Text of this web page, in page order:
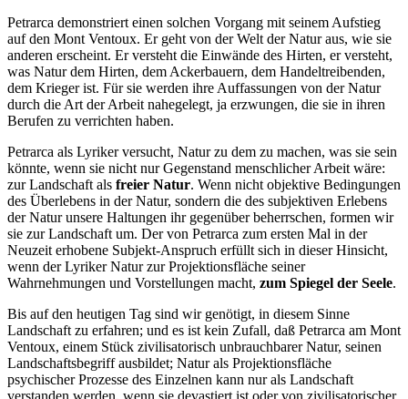
Petrarca demonstriert einen solchen Vorgang mit seinem Aufstieg
auf den Mont Ventoux. Er geht von der Welt der Natur aus, wie sie
anderen erscheint. Er versteht die Einwände des Hirten, er versteht,
was Natur dem Hirten, dem Ackerbauern, dem Handeltreibenden,
dem Krieger ist. Für sie werden ihre Auffassungen von der Natur
durch die Art der Arbeit nahegelegt, ja erzwungen, die sie in ihren
Berufen zu verrichten haben.
Petrarca als Lyriker versucht, Natur zu dem zu machen, was sie sein
könnte, wenn sie nicht nur Gegenstand menschlicher Arbeit wäre:
zur Landschaft als freier Natur. Wenn nicht objektive Bedingungen
des Überlebens in der Natur, sondern die des subjektiven Erlebens
der Natur unsere Haltungen ihr gegenüber beherrschen, formen wir
sie zur Landschaft um. Der von Petrarca zum ersten Mal in der
Neuzeit erhobene Subjekt-Anspruch erfüllt sich in dieser Hinsicht,
wenn der Lyriker Natur zur Projektionsfläche seiner
Wahrnehmungen und Vorstellungen macht, zum Spiegel der Seele.
Bis auf den heutigen Tag sind wir genötigt, in diesem Sinne
Landschaft zu erfahren; und es ist kein Zufall, daß Petrarca am Mont
Ventoux, einem Stück zivilisatorisch unbrauchbarer Natur, seinen
Landschaftsbegriff ausbildet; Natur als Projektionsfläche
psychischer Prozesse des Einzelnen kann nur als Landschaft
verstanden werden, wenn sie devastiert ist oder von zivilisatorischer